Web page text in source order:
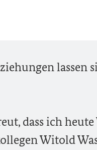
lassen
dass ich
Witold